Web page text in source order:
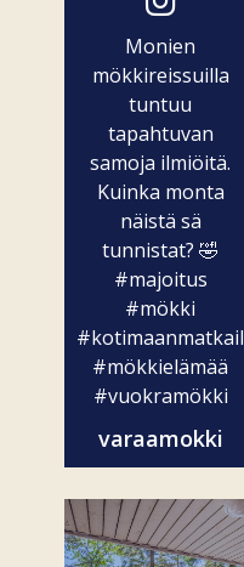
Monien
mökkireissuilla
tuntuu
tapahtuvan
samoja ilmiöitä.
Kuinka monta
näistä sä
tunnistat? 🤣
#majoitus
#mökki
#kotimaanmatkailu
#mökkielämää
#vuokramökki
varaamokki